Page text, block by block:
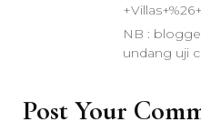
NB :
undang uji
Post Your